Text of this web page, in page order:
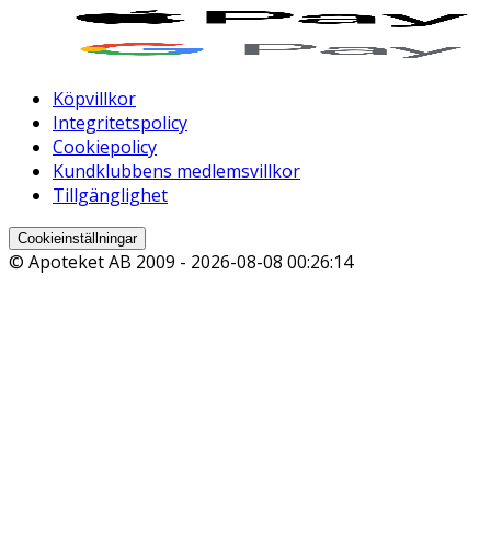
Köpvillkor
Integritetspolicy
Cookiepolicy
Kundklubbens medlemsvillkor
Tillgänglighet
Cookieinställningar
© Apoteket AB 2009 - 2026-08-08 00:26:14